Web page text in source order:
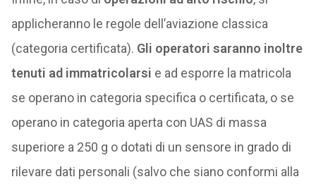
applicheranno le regole dell’aviazione classica
(categoria certificata). Gli operatori saranno inoltre
tenuti ad immatricolarsi e ad esporre la matricola
se operano in categoria specifica o certificata, o se
operano in categoria aperta con UAS di massa
superiore a 250 g o dotati di un sensore in grado di
rilevare dati personali (salvo che siano conformi alla